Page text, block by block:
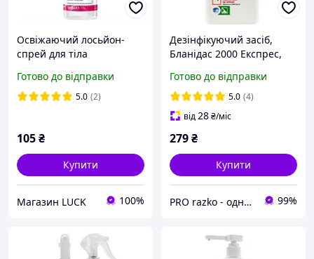
Освіжаючий лосьйон-
спрей для тіла
Avon, 100 мл.
Готово до відправки
5.0 (2)
105₴
Купити
Магазин LUCK 100%
Дезінфікуючий засіб,
Бланідас 2000 Експрес,
Готово до відправки
5.0 (4)
від28₴/міс
279₴
Купити
PRO razko - одноразова продукція для салонів краси 99%